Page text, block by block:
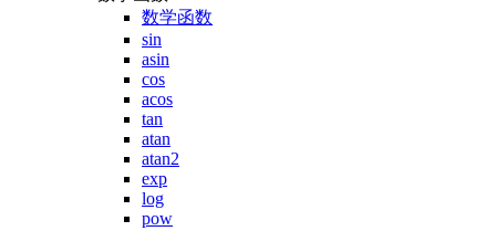
数学函数
sin
asin
cos
acos
tan
atan
atan2
exp
log
pow